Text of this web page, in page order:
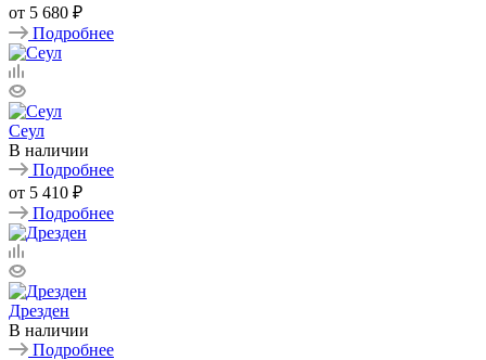
от 5 680 ₽
Подробнее
Сеул
В наличии
Подробнее
от 5 410 ₽
Подробнее
Дрезден
В наличии
Подробнее